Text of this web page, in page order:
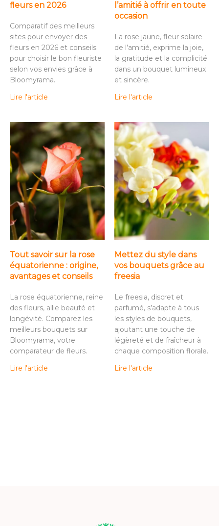
fleurs en 2026
Comparatif des meilleurs
sites pour envoyer des
fleurs en 2026 et conseils
pour choisir le bon fleuriste
selon vos envies grâce à
Bloomyrama.
Lire l'article
l’amitié à offrir en toute
occasion
La rose jaune, fleur solaire
de l’amitié, exprime la joie,
la gratitude et la complicité
dans un bouquet lumineux
et sincère.
Lire l'article
Tout savoir sur la rose
équatorienne : origine,
avantages et conseils
La rose équatorienne, reine
des fleurs, allie beauté et
longévité. Comparez les
meilleurs bouquets sur
Bloomyrama, votre
comparateur de fleurs.
Lire l'article
Mettez du style dans
vos bouquets grâce au
freesia
Le freesia, discret et
parfumé, s’adapte à tous
les styles de bouquets,
ajoutant une touche de
légèreté et de fraîcheur à
chaque composition florale.
Lire l'article